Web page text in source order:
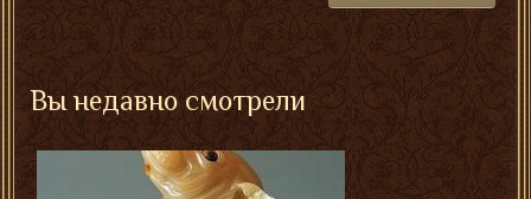
Вы недавно смотрели